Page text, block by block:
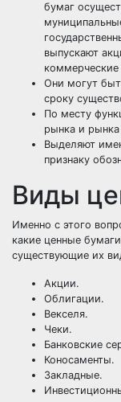
бумаг
выпускают
коммерческие
Они могут
сроку
По месту
рынка и рынка
Выделяют
признаку
Виды
Именно с этого
какие ценные
существующие их
Акции.
Облигации.
Векселя.
Чеки.
Банковские
Коносаменты.
Закладные.